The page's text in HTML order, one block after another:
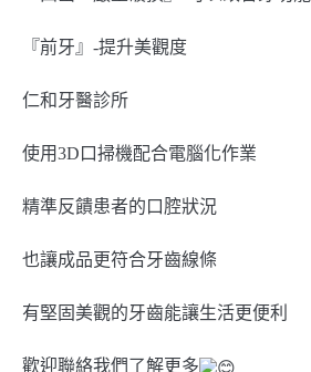
『前牙』-提升美觀度
仁和牙醫診所
使用3D口掃機配合電腦化作業
精準反饋患者的口腔狀況
也讓成品更符合牙齒線條
有堅固美觀的牙齒能讓生活更便利
歡迎聯絡我們了解更多